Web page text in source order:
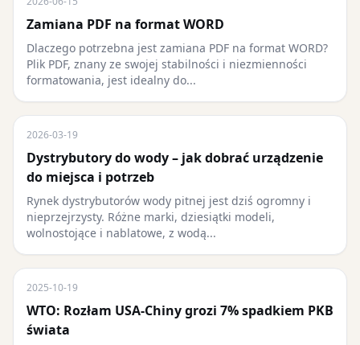
Zamiana PDF na format WORD
Dlaczego potrzebna jest zamiana PDF na format WORD?
Plik PDF, znany ze swojej stabilności i niezmienności
formatowania, jest idealny do...
2026-03-19
Dystrybutory do wody – jak dobrać urządzenie
do miejsca i potrzeb
Rynek dystrybutorów wody pitnej jest dziś ogromny i
nieprzejrzysty. Różne marki, dziesiątki modeli,
wolnostojące i nablatowe, z wodą...
2025-10-19
WTO: Rozłam USA-Chiny grozi 7% spadkiem PKB
świata